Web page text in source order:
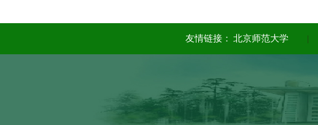
友情链接： 北京师范大学 |